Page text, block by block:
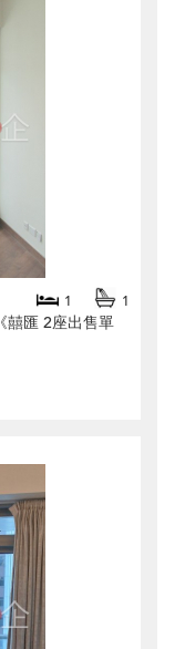
1 1
囍匯 2座出售單